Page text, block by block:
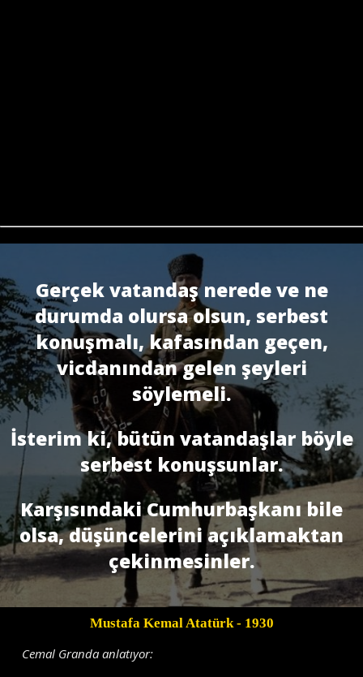
Gerçek vatandaş nerede ve ne
durumda olursa olsun, serbest
konuşmalı, kafasından geçen,
vicdanından gelen şeyleri
söylemeli.
İsterim ki, bütün vatandaşlar böyle
serbest konuşsunlar.
Karşısındaki Cumhurbaşkanı bile
olsa, düşüncelerini açıklamaktan
çekinmesinler.
Mustafa Kemal Atatürk- 1930
Cemal Granda anlatıyor: